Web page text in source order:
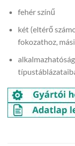
fehér színű
két (eltérő
fokozathoz,